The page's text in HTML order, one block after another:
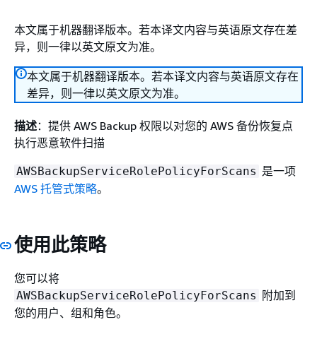
本文属于机器翻译版本。若本译文内容与英语原文存在差
异，则一律以英文原文为准。
本文属于机器翻译版本。若本译文内容与英语原文存在
差异，则一律以英文原文为准。
描述：提供 AWS Backup 权限以对您的 AWS 备份恢复点
执行恶意软件扫描
AWSBackupServiceRolePolicyForScans 是一项
AWS 托管式策略。
使用此策略
您可以将
AWSBackupServiceRolePolicyForScans 附加到
您的用户、组和角色。